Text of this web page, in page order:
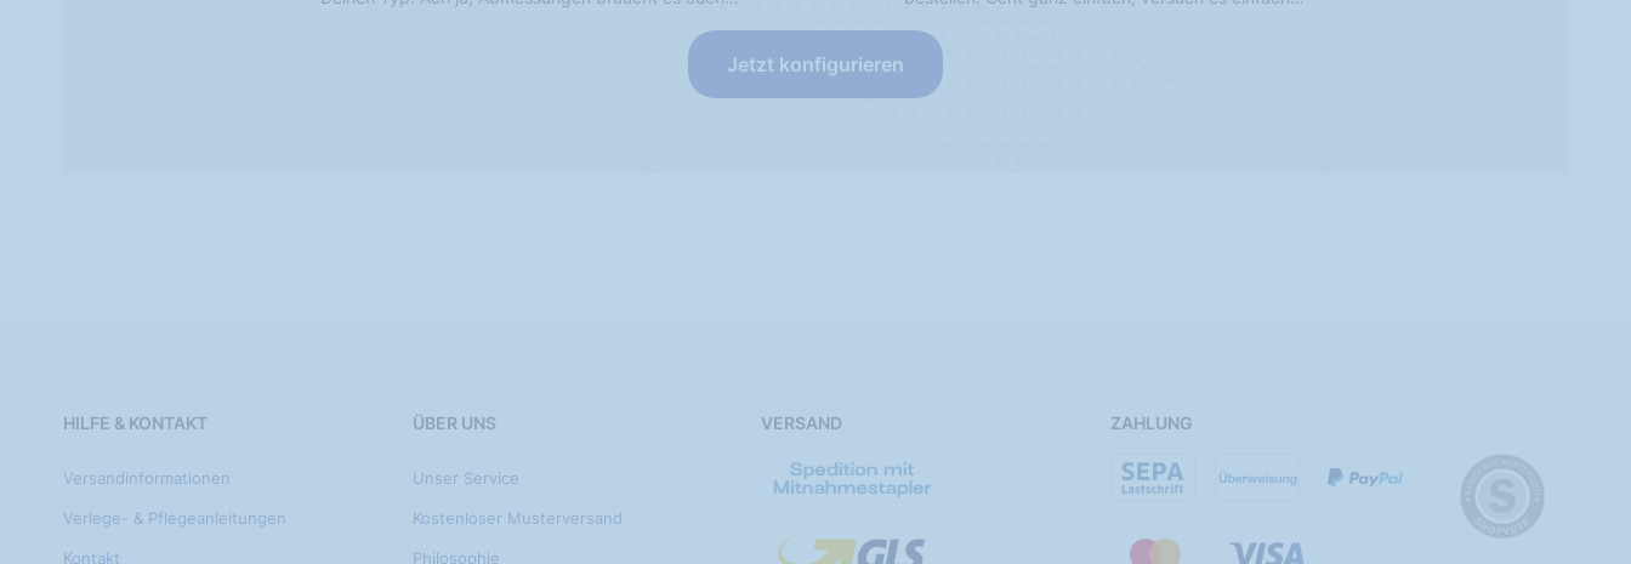
Jetzt konfigurieren
HILFE & KONTAKT
Versandinformationen
Verlege- & Pflegeanleitungen
Kontakt
ÜBER UNS
Unser Service
Kostenloser Musterversand
Philosophie
VERSAND ZAHLUNG